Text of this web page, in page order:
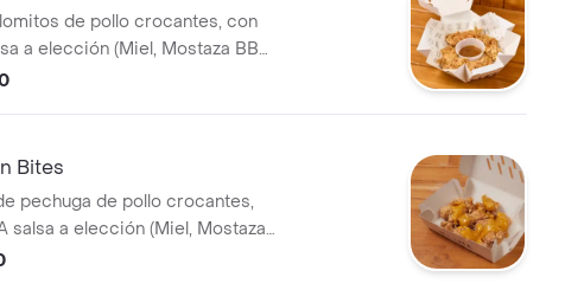
de pollo crocantes, con
a elección (Miel, Mostaza BBQ,
o Salsa Home)
Bites
pechuga de pollo crocantes,
salsa a elección (Miel, Mostaza
Picante o Salsa Home)